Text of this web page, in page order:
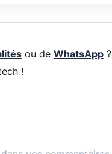
ou de WhatsApp?
!